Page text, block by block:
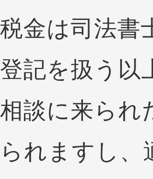
税金は司法書
登記を扱う以
相談に来られ
られますし、